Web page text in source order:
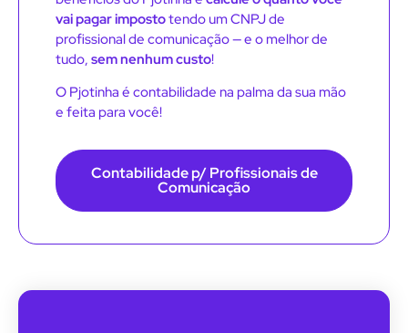
vai pagar impostotendo um CNPJ de
profissional de comunicação — e o melhor de
tudo, sem nenhum custo!
O Pjotinha é contabilidade na palma da sua mão
e feita para você!
Contabilidade p/ Profissionais de
Comunicação